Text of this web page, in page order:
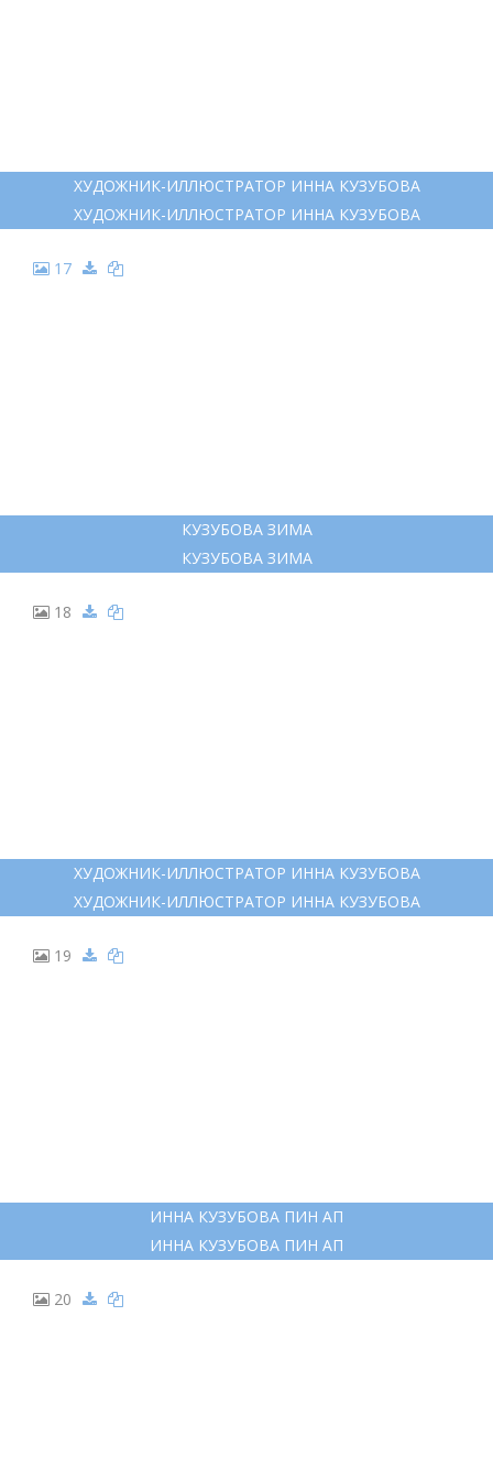
ХУДОЖНИК-ИЛЛЮСТРАТОР ИННА КУЗУБОВА
ХУДОЖНИК-ИЛЛЮСТРАТОР ИННА КУЗУБОВА
17
КУЗУБОВА ЗИМА
КУЗУБОВА ЗИМА
18
ХУДОЖНИК-ИЛЛЮСТРАТОР ИННА КУЗУБОВА
ХУДОЖНИК-ИЛЛЮСТРАТОР ИННА КУЗУБОВА
19
ИННА КУЗУБОВА ПИН АП
ИННА КУЗУБОВА ПИН АП
20